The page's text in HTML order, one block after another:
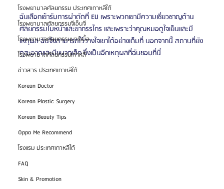
โรงพยาบาลศัลยกรรม ประเทศเกาหลีใต้
โรงพยาบาลศัลยกรรมจีเอ็นจี
โรงพยาบาลศัลยกรรมมาร์เบิ้ล
โรงพยาบาลศัลยกรรมเกาหลี
ข่าวสาร ประเทศเกาหลีใต้
Korean Doctor
Korean Plastic Surgery
Korean Beauty Tips
Oppa Me Recommend
โรงแรม ประเทศเกาหลีใต้
FAQ
Skin & Promotion
ฉันเลือกเข้ารับการผ่าตัดที่ EU เพราะพวกเขามีความเชี่ยวชาญด้าน
ศัลยกรรมใบหน้าและขากรรไกร และเพราะว่าคุณหมอดูใจเย็นและมี
เหตุผล ฉันจึงสามารถไว้วางใจเขาได้อย่างเต็มที่ นอกจากนี้ สถานที่ยัง
ดูสะอาดและมีขนาดเล็ก ซึ่งเป็นอีกเหตุผลที่ฉันชอบที่นี่